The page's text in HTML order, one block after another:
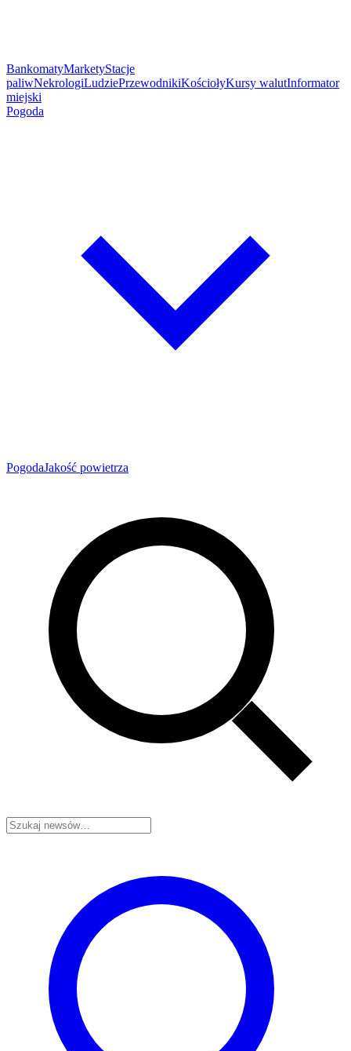
BankomatyMarketyStacje
paliwNekrologiLudziePrzewodnikiKościołyKursy walutInformator
miejski
Pogoda
PogodaJakość powietrza